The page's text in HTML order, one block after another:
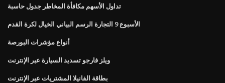
تداول الأسهم مكافأة المخاطر جدول حاسبة
الأسبوع 9 التجارة الرسم البياني الخيال لكرة القدم
أنواع مؤشرات البورصة
ويلز فارجو تسديد السيارة عبر الإنترنت
بطاقة الفانيلا المشتريات عبر الإنترنت